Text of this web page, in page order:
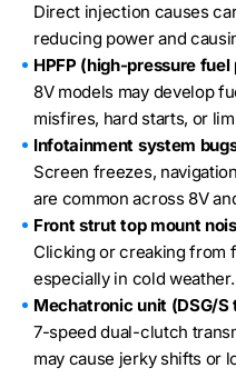
Direct injection causes
reducing power and
HPFP (high-pressure
8V models may develop
misfires, hard starts, or
Infotainment system
Screen freezes,
are common across 8V
Front strut top mount
Clicking or creaking from
especially in cold weather.
Mechatronic unit (DSG/
7-speed dual-clutch
may cause jerky shifts or